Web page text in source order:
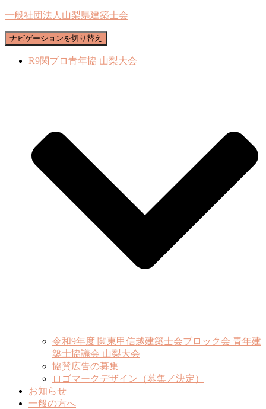
一般社団法人山梨県建築士会
ナビゲーションを切り替え
R9関ブロ青年協 山梨大会
令和9年度 関東甲信越建築士会ブロック会 青年建
築士協議会 山梨大会
協賛広告の募集
ロゴマークデザイン（募集／決定）
お知らせ
一般の方へ